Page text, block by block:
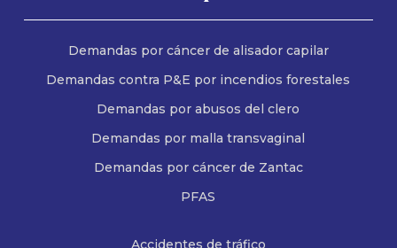
Demandas por cáncer de alisador capilar
Demandas contra P&E por incendios forestales
Demandas por abusos del clero
Demandas por malla transvaginal
Demandas por cáncer de Zantac
PFAS
Accidentes de tráfico